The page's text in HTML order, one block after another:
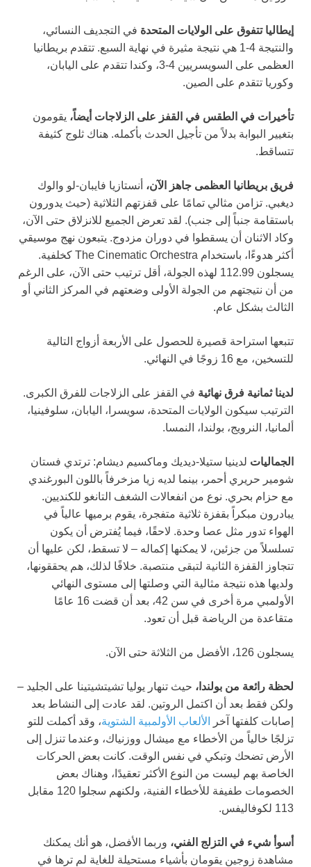
إيطاليا تتفوق على الولايات المتحدة في التجديف النسائي،
والنتيجة 4-1 هي نتيجة مثيرة في نهاية السبع. تتقدم بريطانيا
العظمى على السويسريين 4-3، وكندا تتقدم على اليابان،
وكوريا تتقدم على الصين.
تأخيرات في الطقس في القفز على الزلاجات أيضاً، يقومون
بتغيير البوابة بدلاً من تأجيل الحدث بأكمله. هناك ثلوج كثيفة
تتساقط.
فريق بريطانيا العظمى جاهز الآن، أنستازيا فايبان-لو والوك
ديغبي. تزامن مثالي تمامًا على قفزتهم الثلاثية (حيث يدورون
باستقامة جنباً إلى جنب). لقد تعرض الجميع للانزلاق حتى الآن،
وكاد الاثنان أن يسقطوا في دوران مزدوج. يتبعون نهج موسيقي
أكثر هدوءًا، باستخدام The Cinematic Orchestra كخلفية.
يسجلون 112.99 لهذه الجولة، أقل ترتيب حتى الآن، على الرغم
من أن نتيجتهم من الجولة الأولى وضعتهم في المركز الثاني أو
الثالث بشكل عام.
تتبعها استراحة قصيرة للحصول على الأربعة أزواج التالية
للتسخين، مع 16 زوجًا في النهائي.
لدينا ثمانية فرق نهائية في القفز على الزلاجات للفرق الكبرى.
الترتيب سيكون الولايات المتحدة، سويسرا، اليابان، سلوفينيا،
ألمانيا، النرويج، بولندا، النمسا.
الجماليات لدينيا ستيلا-ديديك وماكسيم ديشام: ترتدي فستان
شومير حريري أحمر، بينما لديه زيا مزخرفاً باللون البورغندي
مع حزام بحري. نوع من انفعالات الشغف التانغو للكنديين.
يبادرون مبكراً بقفزة ثلاثية متفجرة، يقوم برميها عالياً في
الهواء تدور مثل عصا وحدة. لاحقًا، فيما يُفترض أن يكون
تسلسلاً من جزئين، لا يمكنها إكماله – لا تسقط، لكن عليها أن
تتجاوز القفزة الثانية لتبقى منتصبة. خلافًا لذلك، هم يحققونها،
ولديها هذه نتيجة مثالية التي وصلتها إلى مستوى النهائي
الأولمبي مرة أخرى في سن 42، بعد أن قضت 16 عامًا
متقاعدة من الرياضة قبل أن تعود.
يسجلون 126، الأفضل من الثلاثة حتى الآن.
لحظة رائعة من بولندا، حيث تنهار يوليا تشيتشيتينا على الجليد –
ولكن فقط بعد أن اكتمل الروتين. لقد عادت إلى النشاط بعد
إصابات كلفتها آخر
الألعاب الأولمبية الشتوية، وقد أكملت للتو
تزلجًا خالياً من الأخطاء مع ميشال ووزنياك، وعندما تنزل إلى
الأرض تضحك وتبكي في نفس الوقت. كانت بعض الحركات
الخاصة بهم ليست من النوع الأكثر تعقيدًا، وهناك بعض
الخصومات طفيفة للأخطاء الفنية، ولكنهم سجلوا 120 مقابل
113 لكوفاليفس.
أسوأ شيء في التزلج الفني، وربما الأفضل، هو أنك يمكنك
مشاهدة زوجين يقومان بأشياء مستحيلة للغاية لم ترها في